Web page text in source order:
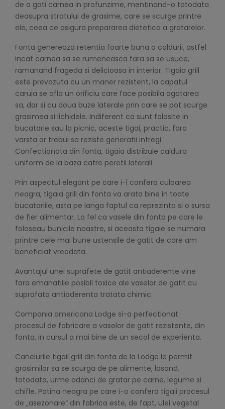
de a gati carnea in profunzime, mentinand-o totodata
deasupra stratului de grasime, care se scurge printre
ele, ceea ce asigura prepararea dietetica a gratarelor.
Fonta genereaza retentia foarte buna a caldurii, astfel
incat carnea sa se rumeneasca fara sa se usuce,
ramanand frageda si delicioasa in interior. Tigaia grill
este prevazuta cu un maner rezistent, la capatul
caruia se afla un orificiu care face posibila agatarea
sa, dar si cu doua buze laterale prin care se pot scurge
grasimea si lichidele. Indiferent ca sunt folosite in
bucatarie sau la picnic, aceste tigai, practic, fara
varsta ar trebui sa reziste generatii intregi.
Confectionata din fonta, tigaia distribuie caldura
uniform de la baza catre peretii laterali.
Prin aspectul elegant pe care i-l confera culoarea
neagra, tigaia grill din fonta va arata bine in toate
bucatariile, asta pe langa faptul ca reprezinta si o sursa
de fier alimentar. La fel ca vasele din fonta pe care le
foloseau bunicile noastre, si aceasta tigaie se numara
printre cele mai bune ustensile de gatit de care am
beneficiat vreodata.
Avantajul unei suprafete de gatit antiaderente vine
fara emanatiile posibil toxice ale vaselor de gatit cu
suprafata antiaderenta tratata chimic.
Compania americana Lodge si-a perfectionat
procesul de fabricare a vaselor de gatit rezistente, din
fonta, in cursul a mai bine de un secol de experienta.
Canelurile tigaii grill din fonta de la Lodge le permit
grasimilor sa se scurga de pe alimente, lasand,
totodata, urme adanci de gratar pe carne, legume si
chifle. Patina neagra pe care i-o confera tigaii procesul
de „asezonare“ din fabrica este, de fapt, ulei vegetal